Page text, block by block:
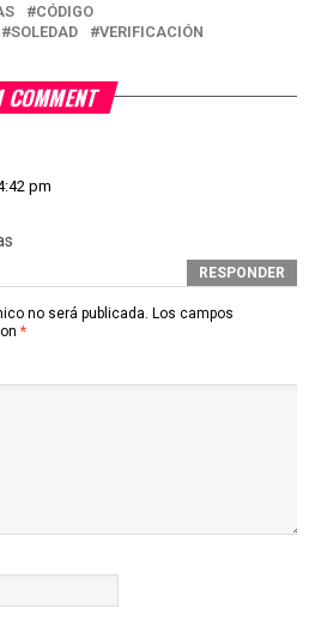
CÓDIGO
SOLEDAD VERIFICACIÓN
COMMENT
pm
RESPONDER
no será publicada. Los campos
*